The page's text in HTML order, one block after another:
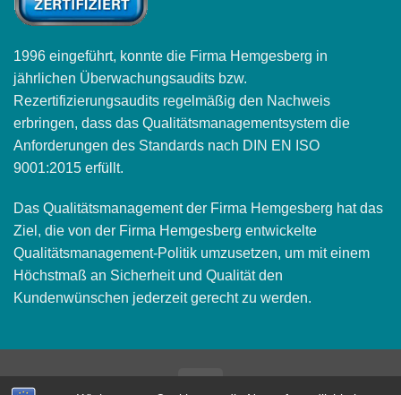
1996 eingeführt, konnte die Firma Hemgesberg in
jährlichen Überwachungsaudits bzw.
Rezertifizierungsaudits regelmäßig den Nachweis
erbringen, dass das Qualitätsmanagementsystem die
Anforderungen des Standards nach DIN EN ISO
9001:2015 erfüllt.
Das Qualitätsmanagement der Firma Hemgesberg hat das
Ziel, die von der Firma Hemgesberg entwickelte
Qualitätsmanagement-Politik umzusetzen, um mit einem
Höchstmaß an Sicherheit und Qualität den
Kundenwünschen jederzeit gerecht zu werden.
Bank